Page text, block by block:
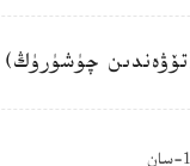
چۈشۈرۈڭ)